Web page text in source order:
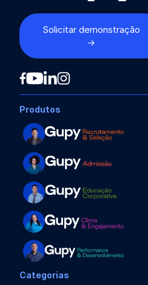
Solicitar demonstração
→
Produtos
Categorias